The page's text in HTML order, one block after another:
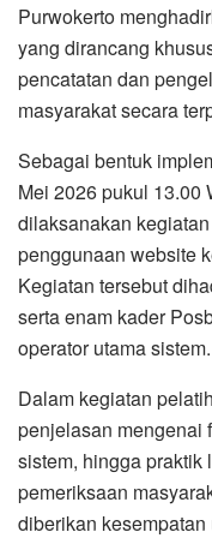
Purwokerto
yang dirancang
pencatatan dan
masyarakat secara
Sebagai bentuk
Mei 2026 pukul 13.00
dilaksanakan
penggunaan website
Kegiatan tersebut
serta enam kader
operator utama sistem.
Dalam kegiatan
penjelasan mengenai
sistem, hingga praktik
pemeriksaan
diberikan